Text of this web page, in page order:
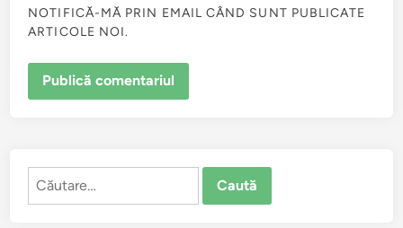
NOTIFICĂ-MĂ PRIN EMAIL CÂND SUNT PUBLICATE
ARTICOLE NOI.
Caută